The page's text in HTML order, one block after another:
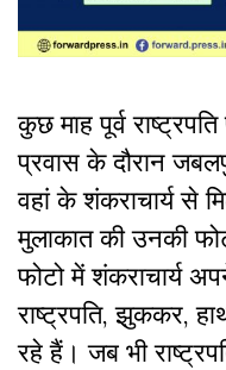
कुछ माह पूर्व
प्रवास के दौरान
वहां के शंकराचार्य से
मुलाकात की उनकी
फोटो में शंकराचार्य
राष्ट्रपति, झुककर,
रहे हैं। जब भी